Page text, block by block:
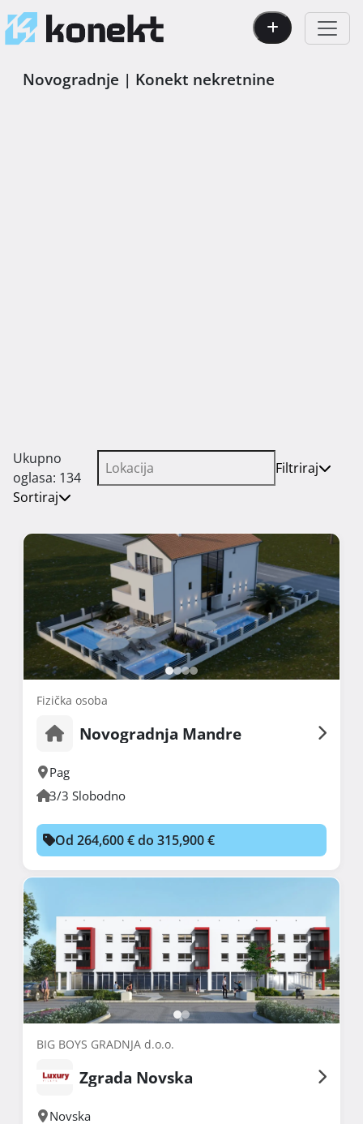
Novogradnje | Konekt nekretnine
Ukupno
oglasa: 134
Filtriraj
Sortiraj
Fizička osoba
Novogradnja Mandre
Pag
3/3 Slobodno
Od 264,600 € do 315,900 €
BIG BOYS GRADNJA d.o.o.
Zgrada Novska
Novska